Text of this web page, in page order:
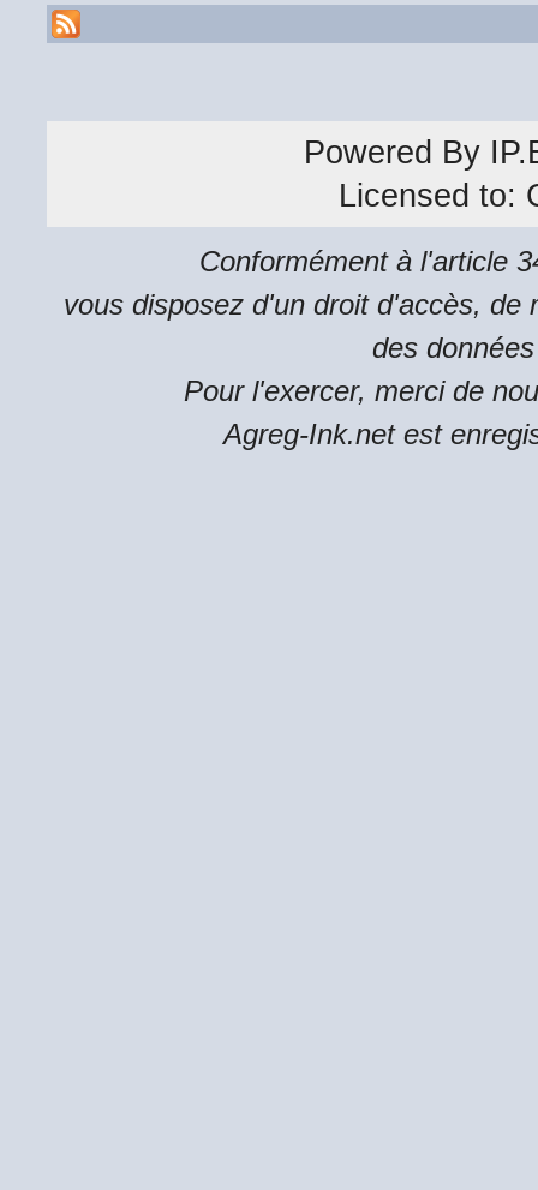
Powered By
Licensed to:
Conformément à l'article
vous disposez d'un droit d'accès, de
des
Pour l'exercer, merci de
Agreg-Ink.net est